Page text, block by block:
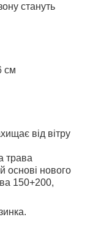
стануть
см
від вітру
трава
основі нового
150+200,